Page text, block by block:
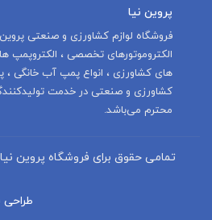
پروین نیا
‌فروشگاه لوازم کشاورزی و صنعتی
الكتروموتورهاى تخصصى ، الكتروپمپ
های کشاورزی ، انواع پمپ آب خانگی
کشاورزی و صنعتی در خدمت
محترم می‌باشد.
تمامی حقوق برای فروشگاه پروین